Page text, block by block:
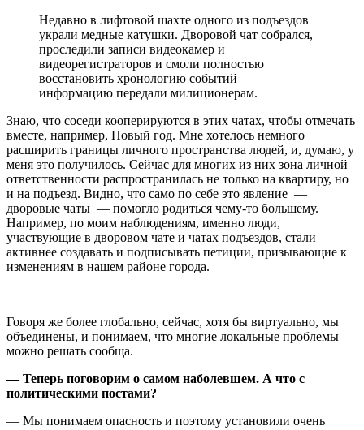
Недавно в лифтовой шахте одного из подъездов
украли медные катушки. Дворовой чат собрался,
проследили записи видеокамер и
видеорегистраторов и смоли полностью
восстановить хронологию событий —
информацию передали милиционерам.
Знаю, что соседи кооперируются в этих чатах, чтобы отмечать
вместе, например, Новый год. Мне хотелось немного
расширить границы личного пространства людей, и, думаю, у
меня это получилось. Сейчас для многих из них зона личной
ответственности распространилась не только на квартиру, но
и на подъезд. Видно, что само по себе это явление —
дворовые чаты — помогло родиться чему-то большему.
Например, по моим наблюдениям, именно люди,
участвующие в дворовом чате и чатах подъездов, стали
активнее создавать и подписывать петиции, призывающие к
изменениям в нашем районе города.
Говоря же более глобально, сейчас, хотя бы виртуально, мы
объединены, и понимаем, что многие локальные проблемы
можно решать сообща.
— Теперь поговорим о самом наболевшем. А что с
политическими постами?
— Мы понимаем опасность и поэтому установили очень